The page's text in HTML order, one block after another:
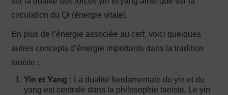
circulation du Qi (énergie vitale).
En plus de l’énergie associée au cerf, voici quelques
autres concepts d’énergie importants dans la tradition
taoïste :
Yin et Yang : La dualité fondamentale du yin et du
yang est centrale dans la philosophie taoïste. Le yin